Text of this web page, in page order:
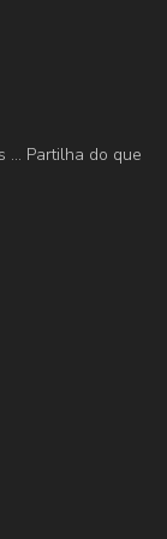
… Partilha do que